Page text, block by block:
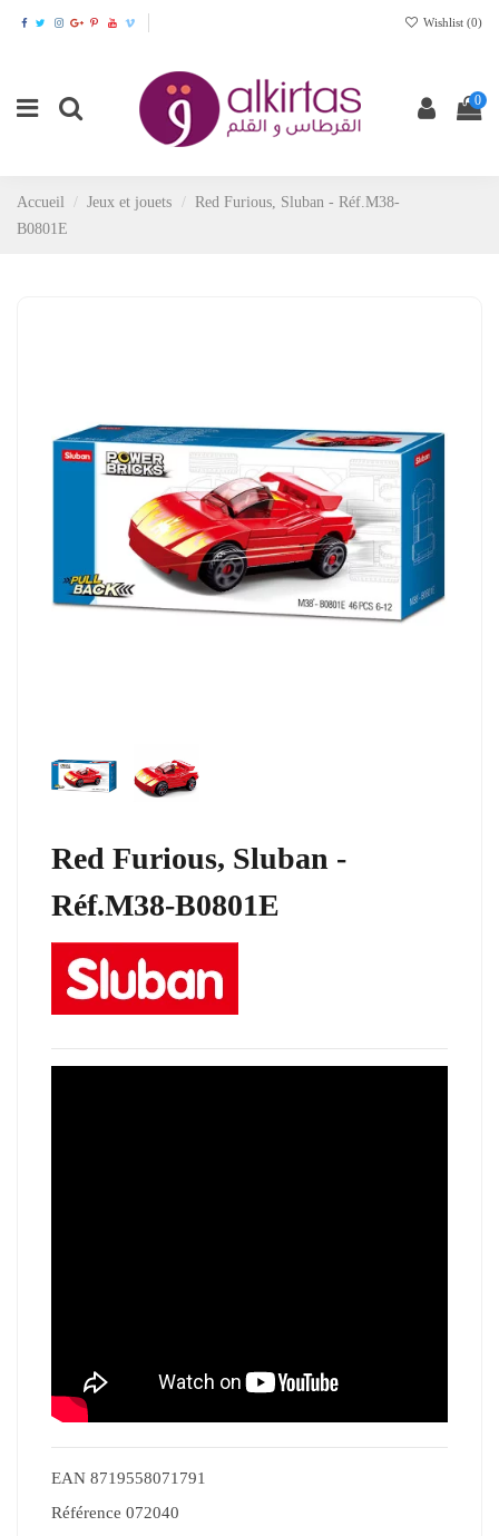
Wishlist (0)
0
Accueil Jeux et jouets
Red Furious, Sluban - Réf.M38-
B0801E
Red Furious, Sluban -
Réf.M38-B0801E
EAN 8719558071791
Référence 072040